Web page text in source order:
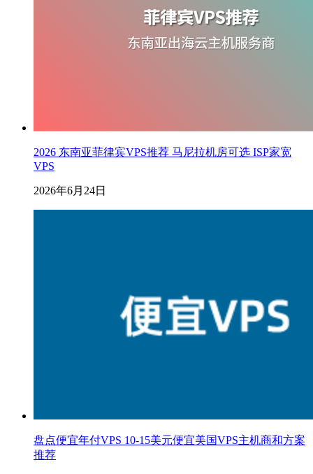
2026 东南亚菲律宾VPS推荐 马尼拉机房可选 ISP家宽
VPS
2026年6月24日
盘点便宜年付VPS 10-15美元便宜美国VPS主机商和方案
推荐